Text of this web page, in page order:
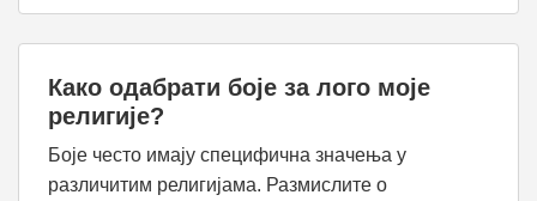
Како одабрати боје за лого моје
религије?
Боје често имају специфична значења у
различитим религијама. Размислите о